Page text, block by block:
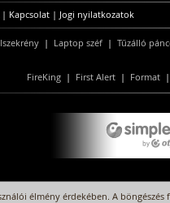
| Kapcsolat | Jogi nyilatkozatok
| Laptop széf| Tűzálló
FireKing | First Alert | Format |
élmény érdekében. A